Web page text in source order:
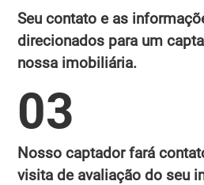
Seu contato e as
direcionados para um
nossa imobiliária.
03
Nosso captador fará
visita de avaliação do seu